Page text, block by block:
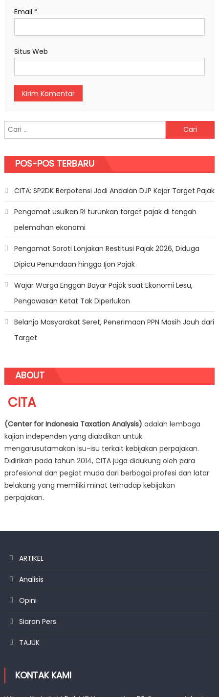
Email *
Situs Web
Cari untuk:
POS-POS TERBARU
CITA: SP2DK Berpotensi Jadi Andalan DJP Kejar Target Pajak
Pengamat usulkan RI turunkan target pajak di tengah
pelemahan ekonomi
Pengamat Soroti Lonjakan Restitusi Pajak 2026, Diduga
Dipicu Penundaan hingga Ijon Pajak
Wajar Warga Enggan Bayar Pajak saat Ekonomi Lesu,
Pengawasan Ketat Tak Diperlukan
Belanja Masyarakat Seret, Penerimaan PPN Masih Jauh dari
Target
ABOUT
CITA
(Center for Indonesia Taxation Analysis) adalah lembaga
kajian independen yang diabdikan untuk
mengarusutamakan isu-isu terkait kebijakan perpajakan.
Didirikan pada tahun 2014, CITA juga didukung oleh para
profesional dan pegiat muda dari berbagai profesi dan latar
belakang yang memiliki minat terhadap kebijakan
perpajakan.
ARTIKEL
Analisis
Opini
Siaran Pers
TAJUK
KONTAK KAMI